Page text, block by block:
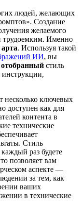
людей, желающих
Создание
желаемого
трудоемким. Именно
. Используя такой
ИИ, вы
стиль
несколько ключевых
доступен как для
контента в
технические
Стиль
раз будете
позволяет вам
аспекте —
за тем, как
ваших
в технические